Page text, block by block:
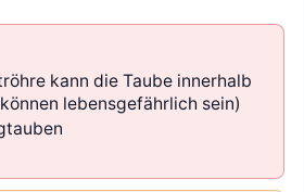
kann die Taube innerhalb
lebensgefährlich sein)